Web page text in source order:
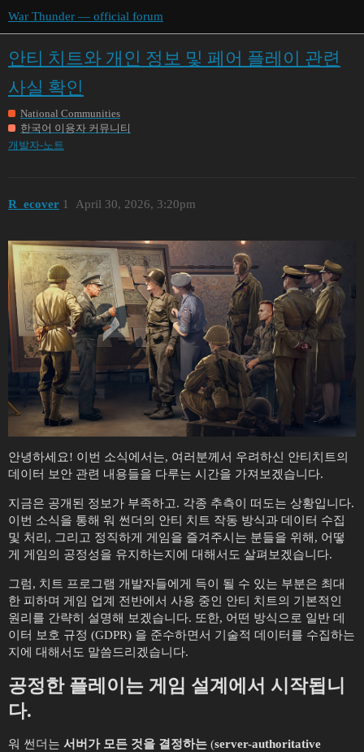
War Thunder — official forum
안티 치트와 개인 정보 및 페어 플레이 관련
사실 확인
National Communities
한국어 이용자 커뮤니티
개발자-노트
R_ecover April 30, 2026, 3:20pm
1
안녕하세요! 이번 소식에서는, 여러분께서 우려하신 안티치트의
데이터 보안 관련 내용들을 다루는 시간을 가져보겠습니다.
지금은 공개된 정보가 부족하고. 각종 추측이 떠도는 상황입니다.
이번 소식을 통해 워 썬더의 안티 치트 작동 방식과 데이터 수집
및 처리, 그리고 정직하게 게임을 즐겨주시는 분들을 위해, 어떻
게 게임의 공정성을 유지하는지에 대해서도 살펴보겠습니다.
그럼, 치트 프로그램 개발자들에게 득이 될 수 있는 부분은 최대
한 피하며 게임 업계 전반에서 사용 중인 안티 치트의 기본적인
원리를 간략히 설명해 보겠습니다. 또한, 어떤 방식으로 일반 데
이터 보호 규정 (GDPR) 을 준수하면서 기술적 데이터를 수집하는
지에 대해서도 말씀드리겠습니다.
공정한 플레이는 게임 설계에서 시작됩니
다.
워 썬더는 서버가 모든 것을 결정하는 (server-authoritative